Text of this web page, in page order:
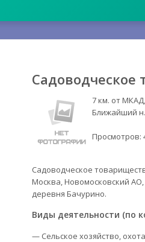
Садоводческое
7 км. от
Ближайший
Просмотров:
Садоводческое
Москва, Новомосковский
деревня Бачурино.
Виды деятельности (по
— Сельское хозяйство,